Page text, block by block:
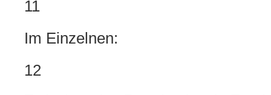
11
Im Einzelnen:
12